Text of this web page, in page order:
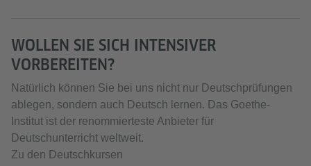
WOLLEN SIE SICH INTENSIVER
VORBEREITEN?
Natürlich können Sie bei uns nicht nur Deutschprüfungen
ablegen, sondern auch Deutsch lernen. Das Goethe-
Institut ist der renommierteste Anbieter für
Deutschunterricht weltweit.
Zu den Deutschkursen